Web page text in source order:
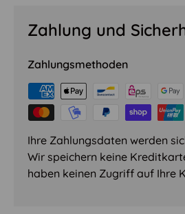
Zahlung und
Zahlungsmethoden
Ihre Zahlungsdaten werden
Wir speichern keine
haben keinen Zugriff auf Ihre